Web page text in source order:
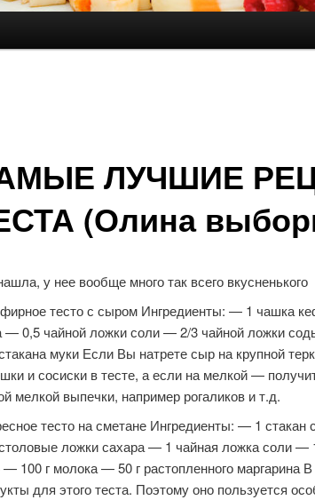
содержимому
ЛУЧШИЕ
(Олина
у нее вообще много так всего вкусненького
тесто с сыром Ингредиенты: — 1 чашка
— 0,5 чайной ложки соли — 2/3 чайной ложки
муки Если Вы натрете сыр на крупной
и сосиски в тесте, а если на мелкой —
мелкой выпечки, например рогаликов и т.д.
тесто на сметане Ингредиенты: — 1
ложки сахара — 1 чайная ложка соли —
100 г молока — 50 г растопленного маргарина
для этого теста. Поэтому оно пользуется